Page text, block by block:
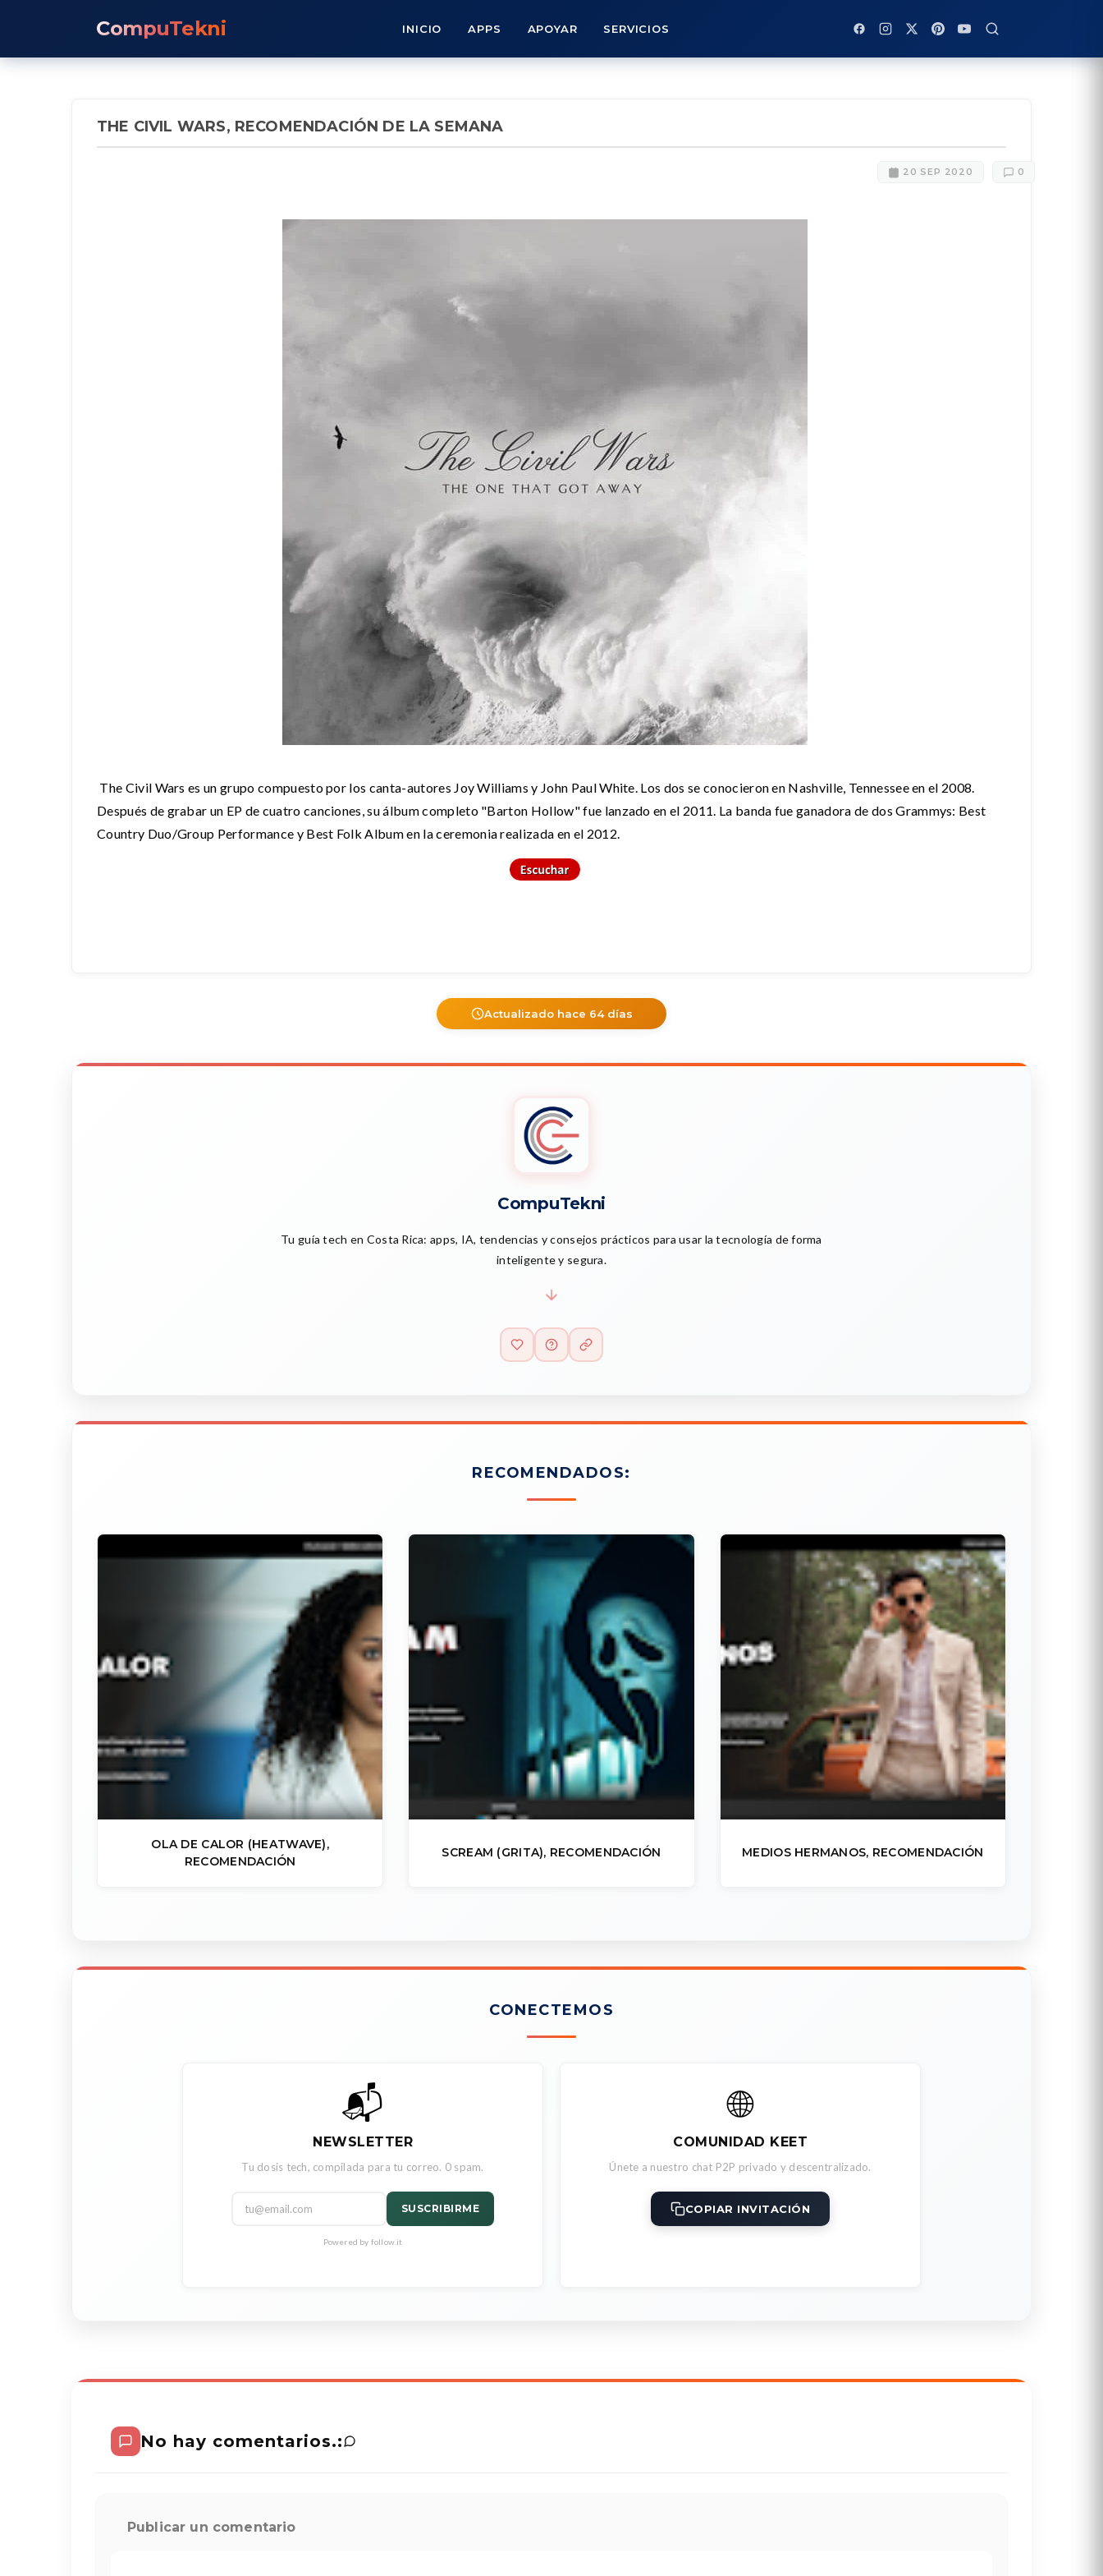
CompuTekni INICIO APPS APOYAR SERVICIOS
THE CIVIL WARS, RECOMENDACIÓN DE LA SEMANA
20 SEP 2020 0
The Civil Wars es un grupo compuesto por los canta-autores Joy Williams y John Paul White. Los dos se conocieron en Nashville, Tennessee en el 2008.
Después de grabar un EP de cuatro canciones, su álbum completo "Barton Hollow" fue lanzado en el 2011. La banda fue ganadora de dos Grammys: Best
Country Duo/Group Performance y Best Folk Album en la ceremonia realizada en el 2012.
Actualizado hace 64 días
CompuTekni
Tu guía tech en Costa Rica: apps, IA, tendencias y consejos prácticos para usar la tecnología de forma
inteligente y segura.
RECOMENDADOS:
OLA DE CALOR (HEATWAVE),
RECOMENDACIÓN
SCREAM (GRITA), RECOMENDACIÓN MEDIOS HERMANOS, RECOMENDACIÓN
CONECTEMOS
📬
NEWSLETTER
Tu dosis tech, compilada para tu correo. 0 spam.
SUSCRIBIRME
Powered by follow.it
🌐
COMUNIDAD KEET
Únete a nuestro chat P2P privado y descentralizado.
COPIAR INVITACIÓN
No hay comentarios.:
Publicar un comentario